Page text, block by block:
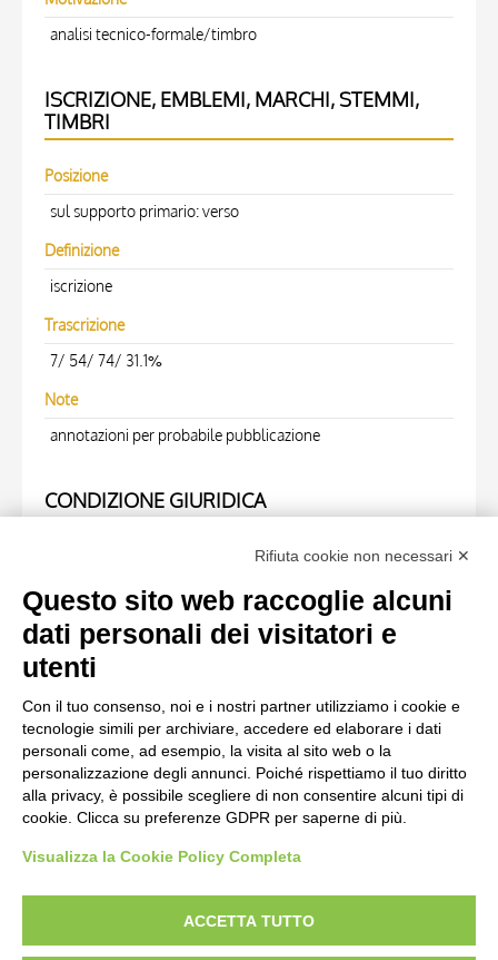
analisi tecnico-formale/timbro
ISCRIZIONE, EMBLEMI, MARCHI, STEMMI,
TIMBRI
Posizione
sul supporto primario: verso
Definizione
iscrizione
Trascrizione
7/ 54/ 74/ 31.1%
Note
annotazioni per probabile pubblicazione
CONDIZIONE GIURIDICA
Fondazione Centro Studi sull'Arte Licia e Carlo Ludovico
Ragghianti
Scheda opera
Anonimo bolognese sec. XIII, Telamoni
diritto d’autore, legge 22 aprile 1941 n. 633. I diritti degli autori, degli artisti e
Rifiuta cookie non necessari ✕
Questo sito web raccoglie alcuni
dati personali dei visitatori e
utenti
Con il tuo consenso, noi e i nostri partner utilizziamo i cookie e
tecnologie simili per archiviare, accedere ed elaborare i dati
personali come, ad esempio, la visita al sito web o la
personalizzazione degli annunci. Poiché rispettiamo il tuo diritto
alla privacy, è possibile scegliere di non consentire alcuni tipi di
cookie. Clicca su preferenze GDPR per saperne di più.
Visualizza la Cookie Policy Completa
ACCETTA TUTTO